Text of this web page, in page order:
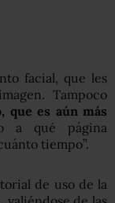
facial, que les
Tampoco
que es aún más
a qué página
tiempo”.
de uso de la